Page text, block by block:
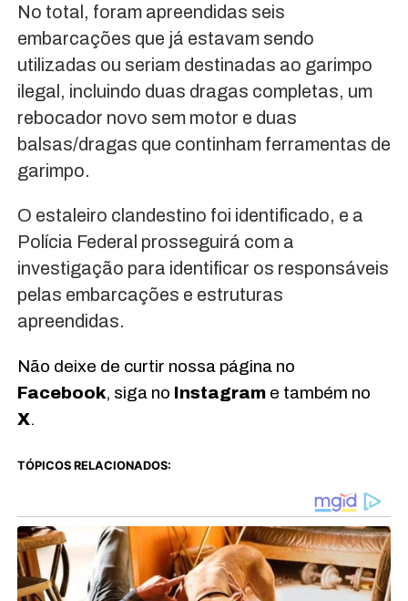
No total, foram apreendidas seis
embarcações que já estavam sendo
utilizadas ou seriam destinadas ao garimpo
ilegal, incluindo duas dragas completas, um
rebocador novo sem motor e duas
balsas/dragas que continham ferramentas de
garimpo.
O estaleiro clandestino foi identificado, e a
Polícia Federal prosseguirá com a
investigação para identificar os responsáveis
pelas embarcações e estruturas
apreendidas.
Não deixe de curtir nossa página no
Facebook, siga no Instagrame também no
X.
TÓPICOS RELACIONADOS: